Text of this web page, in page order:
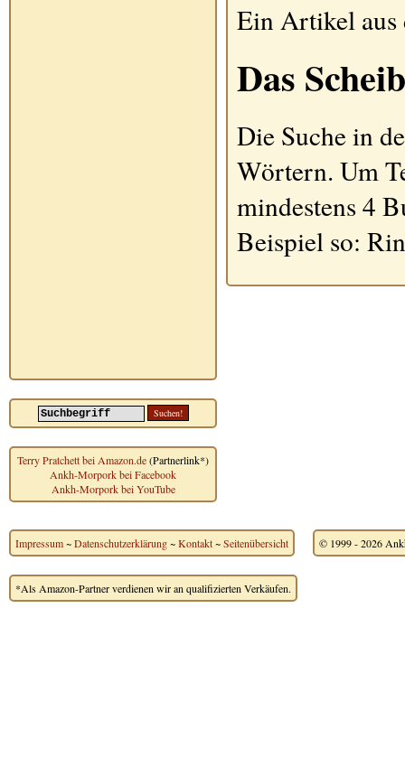
Terry Pratchett bei Amazon.de(Partnerlink*)
Ankh-Morpork bei Facebook
Ankh-Morpork bei YouTube
Ein Artikel
Das
Die Suche in
Wörtern. Um
mindestens 4
Beispiel so:
Impressum~Datenschutzerklärung~Kontakt~Seitenübersicht © 1999 - 2026
*Als Amazon-Partner verdienen wir an qualifizierten Verkäufen.